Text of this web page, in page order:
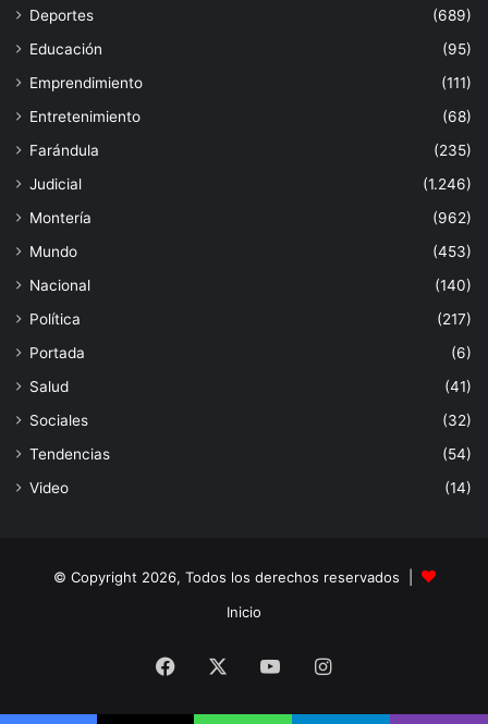
Deportes
(689)
Educación
(95)
Emprendimiento
(111)
Entretenimiento
(68)
Farándula
(235)
Judicial
(1.246)
Montería
(962)
Mundo
(453)
Nacional
(140)
Política
(217)
Portada
(6)
Salud
(41)
Sociales
(32)
Tendencias
(54)
Video
(14)
© Copyright 2026, Todos los derechos reservados |
Inicio
Facebook YouTubeInstagram